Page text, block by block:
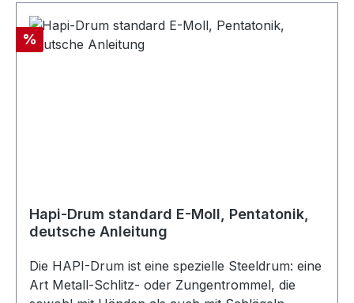
Spielanleitung in Deutsch Patentiert in USA,
hergestellt in Indien. 4,2kg, 8 Töne
Rabatt
%
Hapi-Drum standard E-Moll, Pentatonik,
deutsche Anleitung
Die HAPI-Drum ist eine spezielle Steeldrum: eine
Art Metall-Schlitz- oder Zungentrommel, die